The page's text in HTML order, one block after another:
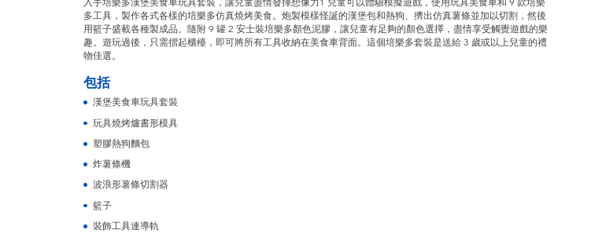
多工具，製作各式各樣的培樂多仿真燒烤美食。炮製模樣怪誕的漢堡包和熱狗、擠出仿真薯條並加以切割，然後
用籃子盛載各種製成品。隨附 9 罐 2 安士裝培樂多顏色泥膠，讓兒童有足夠的顏色選擇，盡情享受觸覺遊戲的樂
趣。遊玩過後，只需摺起櫃檯，即可將所有工具收納在美食車背面。這個培樂多套裝是送給 3 歲或以上兒童的禮
物佳選。
包括
漢堡美食車玩具套裝
玩具燒烤爐書形模具
塑膠熱狗麵包
炸薯條機
波浪形薯條切割器
籃子
裝飾工具連導軌